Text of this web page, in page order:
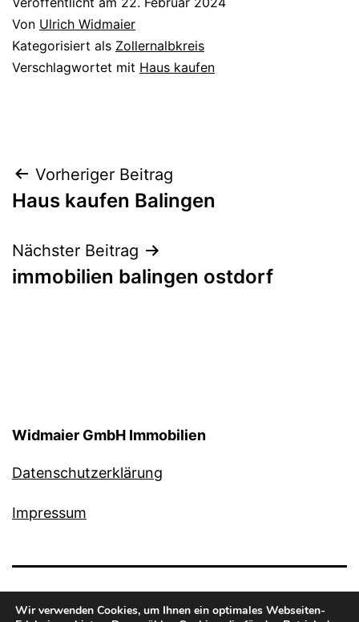
Von Ulrich Widmaier
Kategorisiert als Zollernalbkreis
Verschlagwortet mit Haus kaufen
Beitragsnavigation
Vorheriger Beitrag
Haus kaufen Balingen
Nächster Beitrag
immobilien balingen ostdorf
Widmaier GmbH Immobilien
Datenschutzerklärung
Impressum
Wir verwenden Cookies, um Ihnen ein optimales Webseiten-